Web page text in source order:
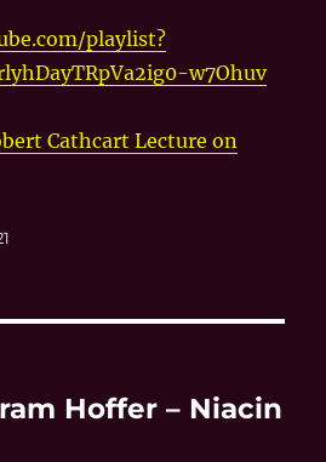
playlist?
w7Ohuv
Cathcart Lecture on
Hoffer – Niacin